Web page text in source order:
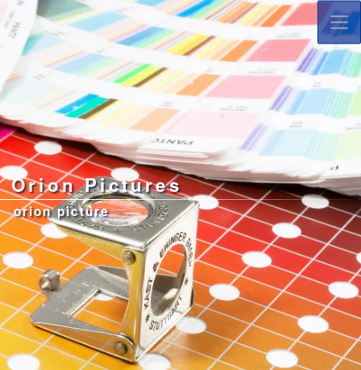
ン
ツ
へ
ス
キ
ッ
プ
ビ
シ
ョ
ン
に
移
動
Orion Pictures